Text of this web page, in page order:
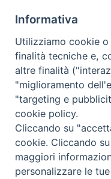
MODULISTICA
WEBMAIL
RENDICONTO 8X1000
Informativa
Utilizziamo cookie
finalità tecniche e,
altre finalità
"miglioramento
"targeting e
cookie policy.
Cliccando su
cookie. Cliccando
maggiori
personalizzare le